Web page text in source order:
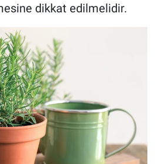
dikkat edilmelidir.